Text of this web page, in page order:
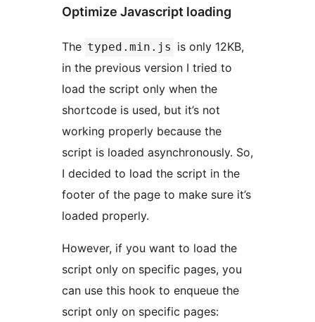
Optimize Javascript loading
The typed.min.js is only 12KB,
in the previous version I tried to
load the script only when the
shortcode is used, but it’s not
working properly because the
script is loaded asynchronously. So,
I decided to load the script in the
footer of the page to make sure it’s
loaded properly.
However, if you want to load the
script only on specific pages, you
can use this hook to enqueue the
script only on specific pages: